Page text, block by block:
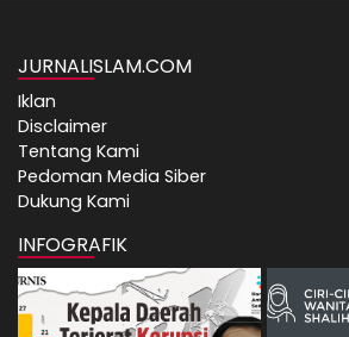
JURNALISLAM.COM
Iklan
Disclaimer
Tentang Kami
Pedoman Media Siber
Dukung Kami
INFOGRAFIK